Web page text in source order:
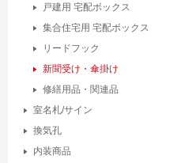
戸建用 宅配ボックス
集合住宅用 宅配ボックス
リードフック
新聞受け・傘掛け
修繕用品・関連品
室名札/サイン
換気孔
内装商品